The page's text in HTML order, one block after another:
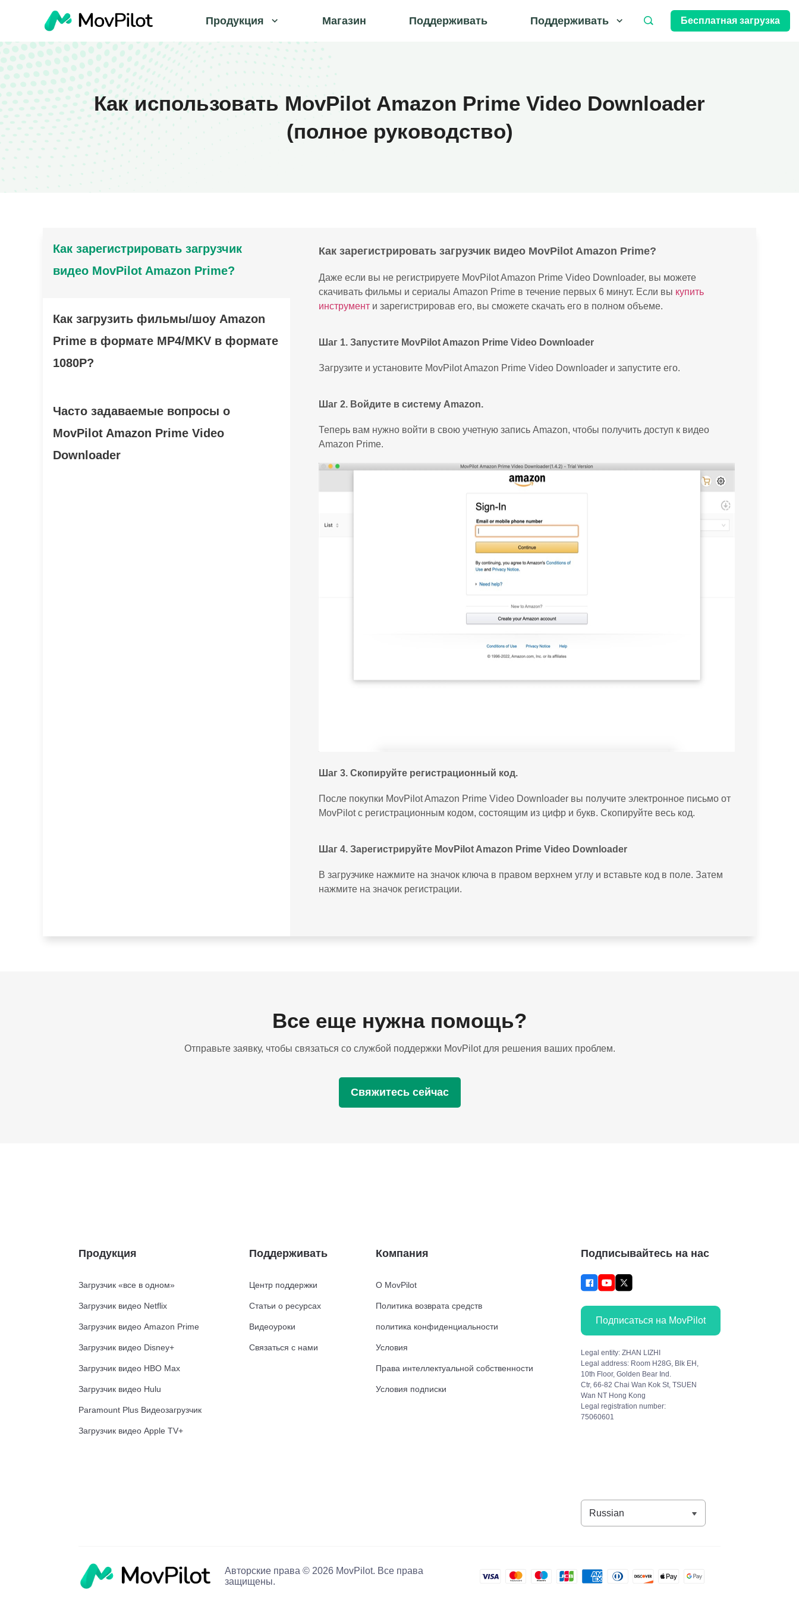
Продукция Магазин Поддерживать Поддерживать Бесплатная загрузка
Как использовать MovPilot Amazon Prime Video Downloader
(полное руководство)
Как зарегистрировать загрузчик
видео MovPilot Amazon Prime?
Как загрузить фильмы/шоу Amazon
Prime в формате MP4/MKV в формате
1080P?
Часто задаваемые вопросы о
MovPilot Amazon Prime Video
Downloader
Как зарегистрировать загрузчик видео MovPilot Amazon Prime?
Даже если вы не регистрируете MovPilot Amazon Prime Video Downloader, вы можете
скачивать фильмы и сериалы Amazon Prime в течение первых 6 минут. Если вы купить
инструмент и зарегистрировав его, вы сможете скачать его в полном объеме.
Шаг 1. Запустите MovPilot Amazon Prime Video Downloader
Загрузите и установите MovPilot Amazon Prime Video Downloader и запустите его.
Шаг 2. Войдите в систему Amazon.
Теперь вам нужно войти в свою учетную запись Amazon, чтобы получить доступ к видео
Amazon Prime.
Шаг 3. Скопируйте регистрационный код.
После покупки MovPilot Amazon Prime Video Downloader вы получите электронное письмо от
MovPilot с регистрационным кодом, состоящим из цифр и букв. Скопируйте весь код.
Шаг 4. Зарегистрируйте MovPilot Amazon Prime Video Downloader
В загрузчике нажмите на значок ключа в правом верхнем углу и вставьте код в поле. Затем
нажмите на значок регистрации.
Все еще нужна помощь?
Отправьте заявку, чтобы связаться со службой поддержки MovPilot для решения ваших проблем.
Свяжитесь сейчас
Продукция
Загрузчик «все в одном»
Загрузчик видео Netflix
Загрузчик видео Amazon Prime
Загрузчик видео Disney+
Загрузчик видео HBO Max
Загрузчик видео Hulu
Paramount Plus Видеозагрузчик
Загрузчик видео Apple TV+
Поддерживать
Центр поддержки
Статьи о ресурсах
Видеоуроки
Связаться с нами
Компания
О MovPilot
Политика возврата средств
политика конфиденциальности
Условия
Права интеллектуальной собственности
Условия подписки
Подписывайтесь на нас
Подписаться на MovPilot
Legal entity: ZHAN LIZHI
Legal address: Room H28G, Blk EH,
10th Floor, Golden Bear Ind.
Ctr, 66-82 Chai Wan Kok St, TSUEN
Wan NT Hong Kong
Legal registration number:
75060601
Авторские права © 2026 MovPilot. Все права
защищены.